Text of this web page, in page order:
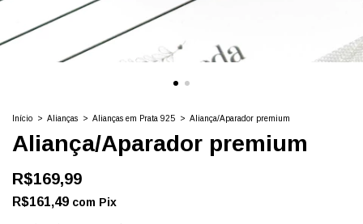
Início > Alianças > Alianças em Prata 925 > Aliança/Aparador premium
Aliança/Aparador premium
R$169,99
R$161,49 com Pix